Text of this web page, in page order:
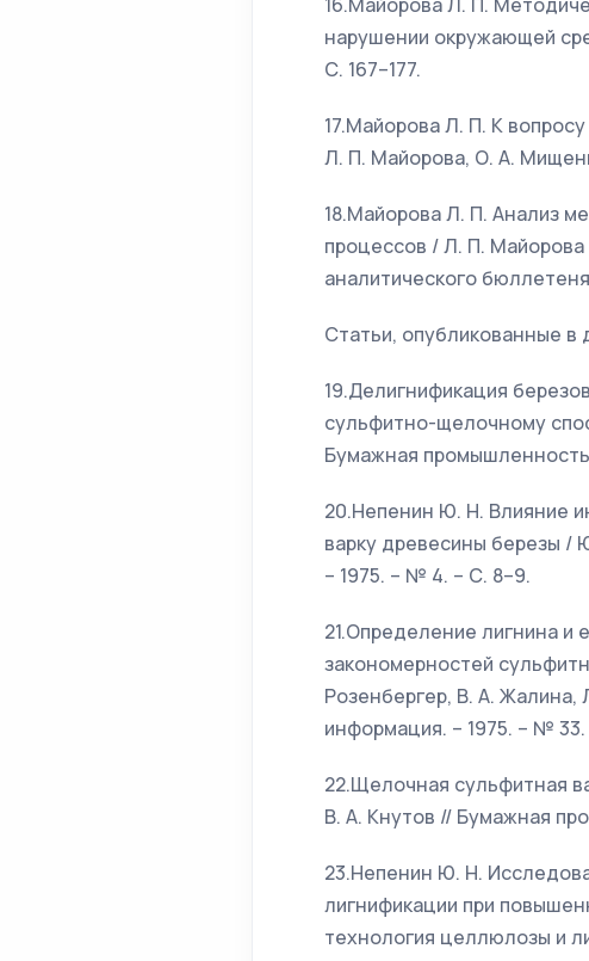
нарушении окружающей
С. 167–177.
17.Майорова Л. П. К
Л. П. Майорова, О. А.
18.Майорова Л. П. Анализ
процессов / Л. П.
аналитического
Статьи, опубликованные в
19.Делигнификация
сульфитно-щелочному
Бумажная промышленность.
20.Непенин Ю. Н. Влияние
варку древесины березы
– 1975. – № 4. – С. 8–9.
21.Определение лигнина и
закономерностей
Розенбергер, В. А.
информация. – 1975. – № 33.
22.Щелочная сульфитная
В. А. Кнутов // Бумажная
23.Непенин Ю. Н.
лигнификации при
технология целлюлозы и